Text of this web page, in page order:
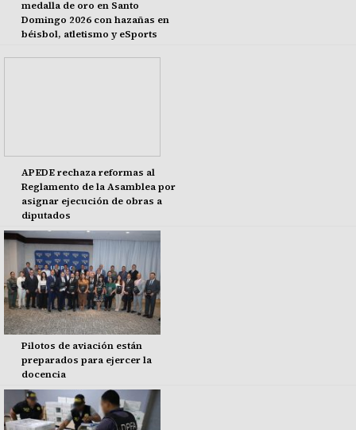
medalla de oro en Santo
Domingo 2026 con hazañas en
béisbol, atletismo y eSports
APEDE rechaza reformas al
Reglamento de la Asamblea por
asignar ejecución de obras a
diputados
Pilotos de aviación están
preparados para ejercer la
docencia